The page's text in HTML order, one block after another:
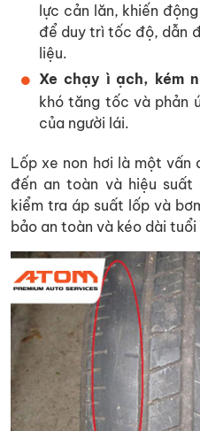
lực cản lăn, khiến
để duy trì tốc độ, dẫn
liệu.
Xe chạy ì ạch, kém
khó tăng tốc và phản
của người lái.
Lốp xe non hơi là một vấn
đến an toàn và hiệu suất
kiểm tra áp suất lốp và
bảo an toàn và kéo dài